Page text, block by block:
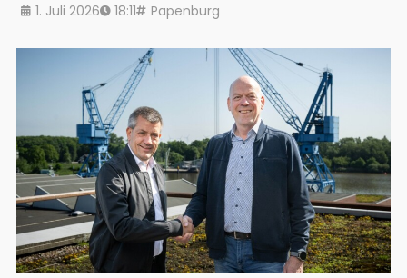
1. Juli 2026 18:11 Papenburg